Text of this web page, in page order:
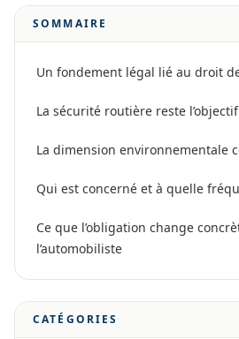
SOMMAIRE
Un fondement légal lié au droit
La sécurité routière reste
La dimension environnementale
Qui est concerné et à quelle
Ce que l’obligation change
l’automobiliste
CATÉGORIES